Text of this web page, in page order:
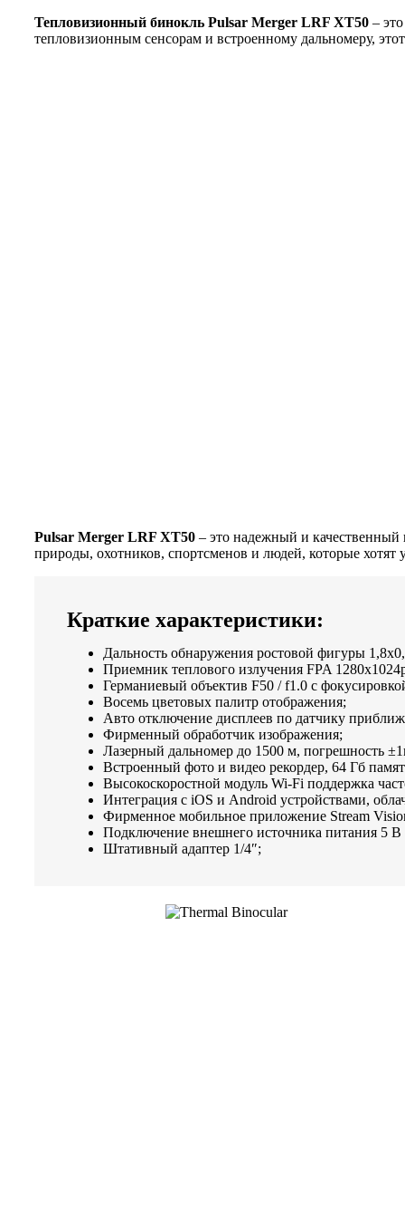
Тепловизионный бинокль Pulsar Merger LRF XT50 –
тепловизионным сенсорам и встроенному дальномеру,
Pulsar Merger LRF XT50 – это надежный и
природы, охотников, спортсменов и людей, которые
Краткие характеристики:
Дальность обнаружения ростовой фигуры
Приемник теплового излучения FPA
Германиевый объектив F50 / f1.0 с
Восемь цветовых палитр отображения;
Авто отключение дисплеев по датчику
Фирменный обработчик изображения;
Лазерный дальномер до 1500 м, погрешность
Встроенный фото и видео рекордер, 64 Гб
Высокоскоростной модуль Wi-Fi поддержка
Интеграция с iOS и Android устройствами,
Фирменное мобильное приложение Stream
Подключение внешнего источника питания 5
Штативный адаптер 1/4″;